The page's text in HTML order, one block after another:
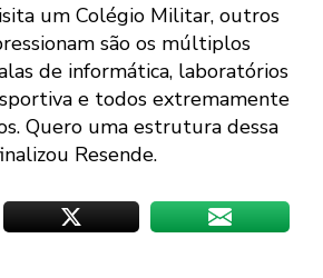
um Colégio Militar, outros
são os múltiplos
de informática, laboratórios
e todos extremamente
Quero uma estrutura dessa
Resende.